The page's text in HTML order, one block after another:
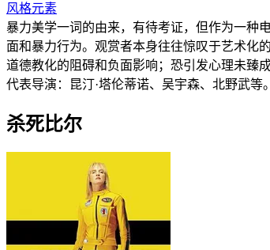
风格元素
暴力美学一词的由来，有待考证，但作为一种
面和暴力行为。观赏者本身往往惊叹于艺术化
道德教化的阻碍和负面影响；恐引发心理未臻
代表导演：昆汀·塔伦蒂诺、吴宇森、北野武等。
杀死比尔